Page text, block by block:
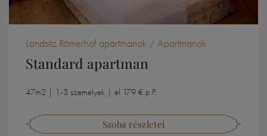
Landsitz Römerhof apartmanok / Apartmanok
Standard apartman
47m2 | 1-3 személyek | el 179 € p.P.
Szoba részletei